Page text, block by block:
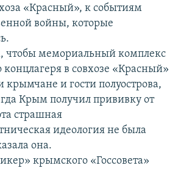
«Красный», к событиям
войны, которые
чтобы мемориальный комплекс
в совхозе «Красный»
крымчане и гости полуострова,
Крым получил прививку от
страшная
идеология не была
она.
крымского «Госсовета»